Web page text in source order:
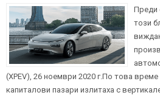
Преди
този
(XPEV), 26 ноември 2020 г.По това
капиталови пазари излитаха с